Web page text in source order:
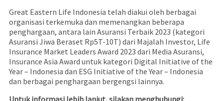
Great Eastern Life Indonesia telah diakui oleh berbagai
organisasi terkemuka dan memenangkan beberapa
penghargaan, antara lain Asuransi Terbaik 2023 (kategori
Asuransi Jiwa Beraset Rp5T-10T) dari Majalah Investor, Life
Insurance Market Leaders Award 2023 dari Media Asuransi,
Insurance Asia Award untuk kategori Digital Initiative of the
Year – Indonesia dan ESG Initiative of the Year – Indonesia
dan berbagai penghargaan bergengsi lainnya.